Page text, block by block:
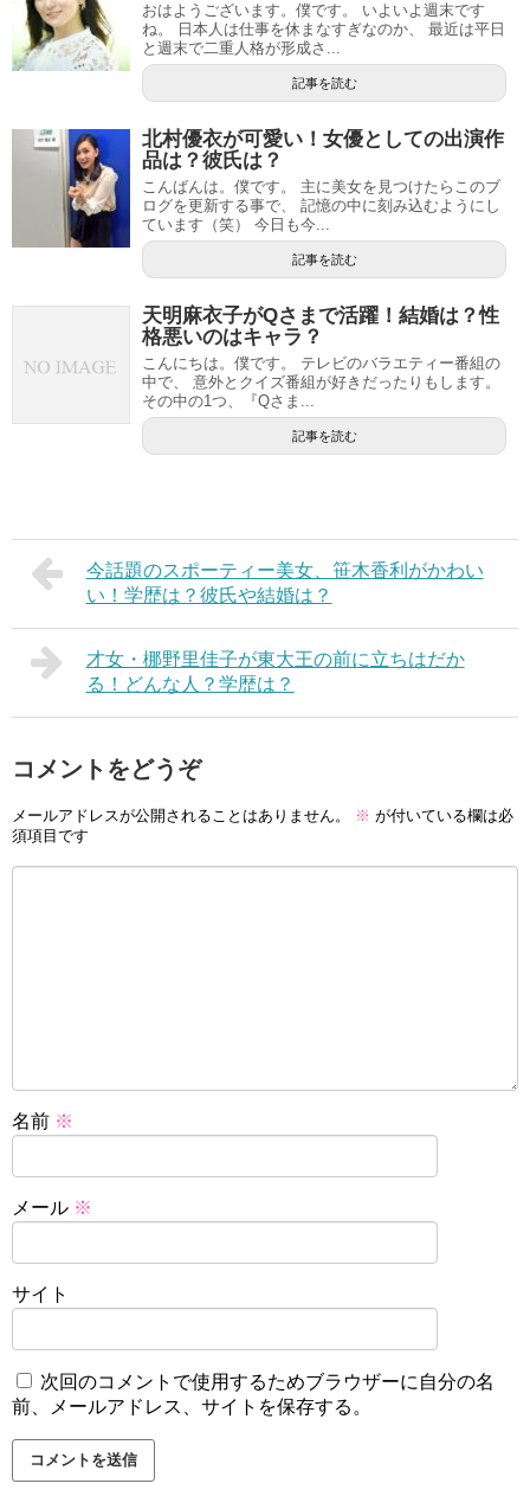
おはようございます。僕です。 いよいよ週末です
ね。 日本人は仕事を休まなすぎなのか、 最近は平日
と週末で二重人格が形成さ...
記事を読む
北村優衣が可愛い！女優としての出演作
品は？彼氏は？
こんばんは。僕です。 主に美女を見つけたらこのブ
ログを更新する事で、 記憶の中に刻み込むようにし
ています（笑） 今日も今...
記事を読む
天明麻衣子がQさまで活躍！結婚は？性
格悪いのはキャラ？
こんにちは。僕です。 テレビのバラエティー番組の
中で、 意外とクイズ番組が好きだったりもします。
その中の1つ、『Qさま...
記事を読む
今話題のスポーティー美女、笹木香利がかわい
い！学歴は？彼氏や結婚は？
才女・梛野里佳子が東大王の前に立ちはだか
る！どんな人？学歴は？
コメントをどうぞ
メールアドレスが公開されることはありません。 ※ が付いている欄は必
須項目です
名前 ※
メール ※
サイト
次回のコメントで使用するためブラウザーに自分の名
前、メールアドレス、サイトを保存する。